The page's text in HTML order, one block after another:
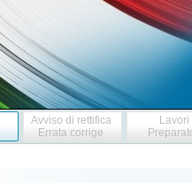
Avviso di rettifica
Errata corrige
Lavori